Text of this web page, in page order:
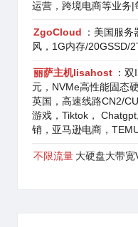
运营，跨境电商等业务
ZgoCloud
：美国服
风，1G内存/20GSSD/
丽萨主机lisahost ：
元，NVMe高性能固态
英国，高速线路CN2/
游戏，Tiktok，
销，亚马逊电商，
不限流量 大硬盘大带